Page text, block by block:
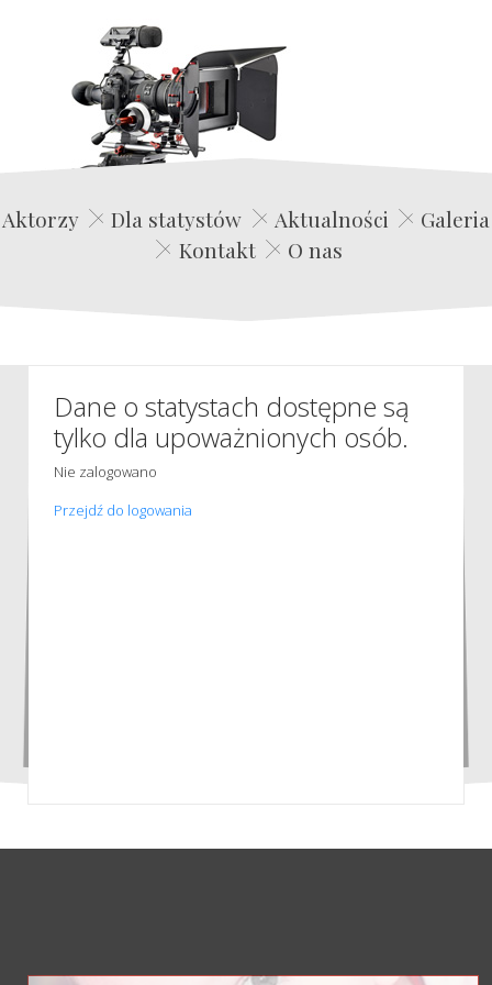
Edwin Film Agencja Aktorska
Aktorzy Dla statystów Aktualności
Galeria
Kontakt
O nas
Dane o statystach dostępne są
tylko dla upoważnionych osób.
Nie zalogowano
Przejdź do logowania